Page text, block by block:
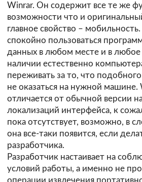
Winrar. Он содержит все те же
возможности что и
главное свойство –
спокойно пользоваться
данных в любом месте и в любое
наличии естественно
переживать за то, что
не оказаться на нужной машине.
отличается от обычной версии
локализаций интерфейса, к
пока отсутствует, возможно, в
она все-таки появится, если
разработчика.
Разработчик настаивает на
условий работы, а именно не
операции извлечения